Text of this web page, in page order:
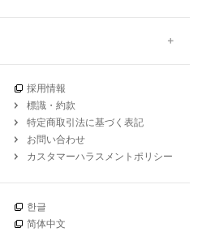
採用情報
標識・約款
特定商取引法に基づく表記
お問い合わせ
カスタマーハラスメントポリシー
한글
简体中文